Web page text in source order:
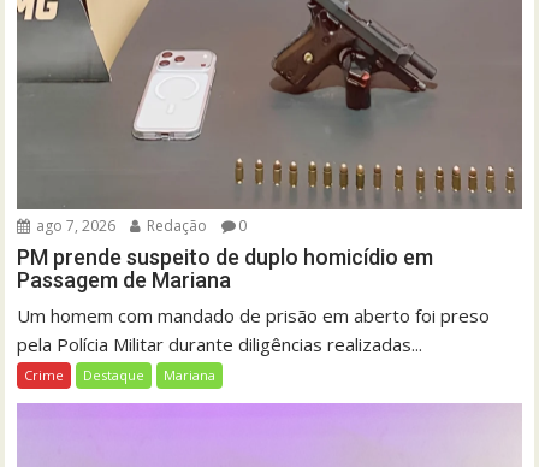
ago 7, 2026 Redação 0
PM prende suspeito de duplo homicídio em
Passagem de Mariana
Um homem com mandado de prisão em aberto foi preso
pela Polícia Militar durante diligências realizadas...
Crime Destaque Mariana